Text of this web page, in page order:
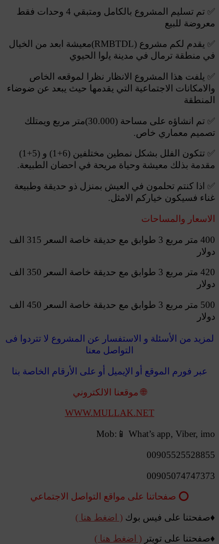
✅
تم تسليم المشروع بالكامل ومتبقي 4 وحدات فقط
معروضة للبيع
✅
يقدم ﻟﻜﻢ ﻣﺸﺮوع (RMBTDL)ﻣﻌﻴﺸﺔ اﺑﻌﺪ ﻣﻦ الخيال
ﻓﻲ منطقة ترمال في ﻣﺪﻳﻨﺔ ﻳﻟﻮا الحيوي
✅ ﻳﻠﻔﺖ ﻫﺬا المشروع اﻻﻧﻈﺎر ﻧﻈﺮا لموﻗﻌﻪ الخاص
واﻻﻣﻜﺎﻧﺎت اﻻﺟﺘﻤﺎﻋﻴﺔ اﻟﺘﻲ يقدمها حيث ﻳﺒﻌﺪ ﻋﻦ ﺿﻮﺿﺎء
المنطقة
✅
تم انشاؤه على مساحة (30.000)متر مربع ويمتلك
ﺗﺼﻤﻴﻢ ﻣﻌﻤﺎري ﺧﺎص.
✅
تتكون الفلل بشكل نمطين مختلفين (6+1) و (5+1)
ﻣﻘﺪﻣﺔ ﺑﺬﻟﻚ ﻣﻌﻴﺸﺔ وحياة ﻣﺮﻳﺤﺔ ﻓﻲ احضان اﻟﻄﺒﻴﻌﺔ.
✅ اذا ﻛﻨﺘﻢ تحلمون ﻓﻲ اﻟﻌﻴﺶ بمنزل ذو ﺣﺪﻳﻘﺔ وطبيعة
غناء فسيكون ﺧﻴﺎرﻛﻢ اﻻﻣﺜﻞ.
الاسعار والمساحات
400 متر مربع 3 طوابق مع حديقة خاصة السعر 315 الف
دولار
420 متر مربع 3 طوابق مع حديقة خاصة السعر 350 الف
دولار
500 متر مربع 3 طوابق مع حديقة خاصة السعر 450 الف
دولار
لمزيد من الأسئلة و الاستفسار عن المشروع لا تتردوا فى
التواصل معنا
عبر فورم الموقع أو الإيميل أو على الأرقام الخاصة بنا
🌐 موقعنا الالكتروني
WWW.MULLAK.NET
Mob:📱 What’s app, Viber, imo
00905525528855
00905074747373
⭕️ صفحاتنا على مواقع التواصل الاجتماعي
♦️صفحتنا على فيس بوك ( اضغط هنا )
♦️صفحتنا على تويتر ( اضغط هنا )